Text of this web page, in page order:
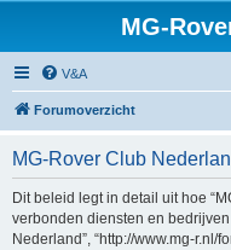
MG-
V&A
Forumoverzicht
MG-Rover Club
Dit beleid legt in detail uit hoe
verbonden diensten en bedrijven
Nederland”, “http://www.mg-r.nl/